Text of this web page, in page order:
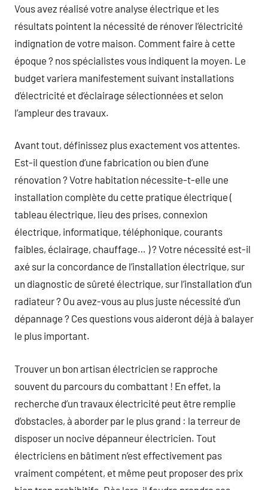
Vous avez réalisé votre analyse électrique et les
résultats pointent la nécessité de rénover l’électricité
indignation de votre maison. Comment faire à cette
époque ? nos spécialistes vous indiquent la moyen. Le
budget variera manifestement suivant installations
d’électricité et d’éclairage sélectionnées et selon
l’ampleur des travaux.
Avant tout, définissez plus exactement vos attentes.
Est-il question d’une fabrication ou bien d’une
rénovation ? Votre habitation nécessite-t-elle une
installation complète du cette pratique électrique (
tableau électrique, lieu des prises, connexion
électrique, informatique, téléphonique, courants
faibles, éclairage, chauffage… ) ? Votre nécessité est-il
axé sur la concordance de l’installation électrique, sur
un diagnostic de sûreté électrique, sur l’installation d’un
radiateur ? Ou avez-vous au plus juste nécessité d’un
dépannage ? Ces questions vous aideront déjà à balayer
le plus important.
Trouver un bon artisan électricien se rapproche
souvent du parcours du combattant ! En effet, la
recherche d’un travaux électricité peut être remplie
d’obstacles, à aborder par le plus grand : la terreur de
disposer un nocive dépanneur électricien. Tout
électriciens en bâtiment n’est effectivement pas
vraiment compétent, et même peut proposer des prix